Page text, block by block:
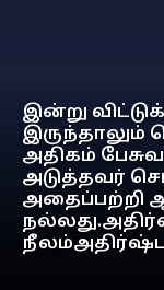
இன்று
இருந்தாலும்
அதிகம்
அடுத்தவர்
அதைப்பற்றி